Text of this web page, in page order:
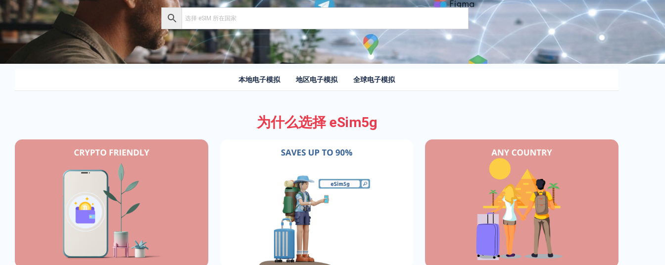
本地电子模拟 地区电子模拟 全球电子模拟
为什么选择 eSim5g